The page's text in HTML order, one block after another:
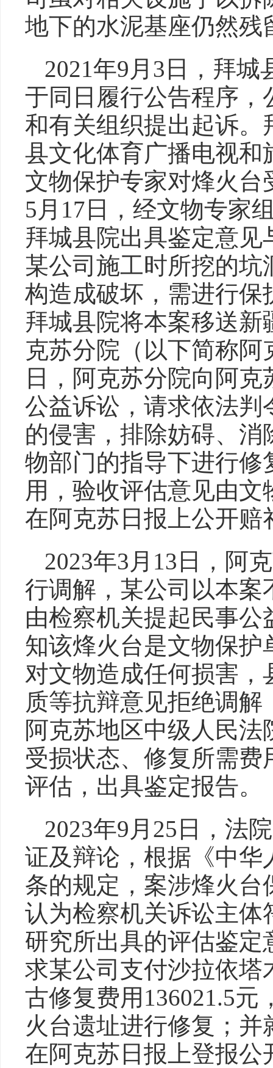
地下的水泥基座仍然
2021年9月3日，拜
于同日履行公告程序
和有关组织提出起诉
县文化体育广播电视
文物保护专家对烽火台
5月17日，经文物专家
拜城县院出具鉴定意
某公司施工时所挖的
构造成破坏，需进行保
拜城县院将本案移送
克苏分院（以下简称阿
日，阿克苏分院向阿
公益诉讼，请求依法
的侵害，排除妨碍、
物部门的指导下进行
用，验收评估意见由
在阿克苏日报上公开赔
2023年3月13日，阿
行调解，某公司以本
由检察机关提起民事
知该烽火台是文物保
对文物造成任何损害
质等抗辩意见拒绝调
阿克苏地区中级人民
受损状态、修复所需
评估，出具鉴定报告。
2023年9月25日，法
证及辩论，根据《中
条的规定，案涉烽火
认为检察机关诉讼主
研究所出具的评估鉴
求某公司支付沙拉依
古修复费用136021.5
火台遗址进行修复；
在阿克苏日报上登报